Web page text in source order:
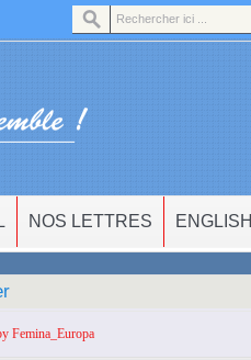
NOS LETTRES ENGLISH
Femina_Europa